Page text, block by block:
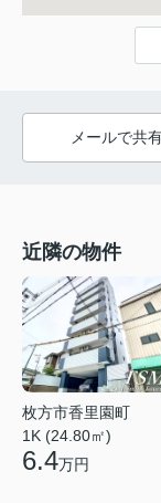
メールで共
近隣の物件
枚方市香里園町
1K (24.80㎡)
6.4万円